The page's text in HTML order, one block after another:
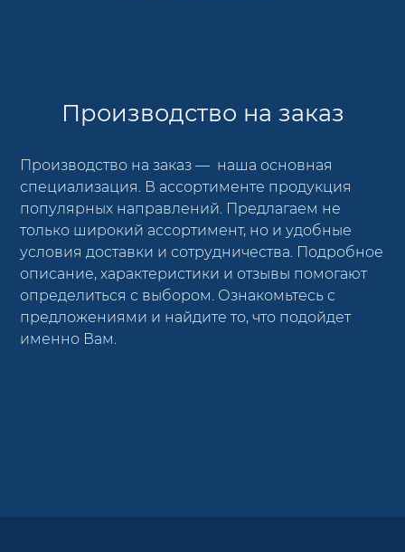
Производство на заказ
Производство на заказ — наша основная
специализация. В ассортименте продукция
популярных направлений. Предлагаем не
только широкий ассортимент, но и удобные
условия доставки и сотрудничества. Подробное
описание, характеристики и отзывы помогают
определиться с выбором. Ознакомьтесь с
предложениями и найдите то, что подойдет
именно Вам.